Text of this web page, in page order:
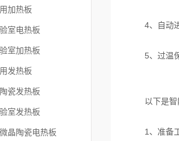
加热板
室电热板
室加热板
发热板
瓷发热板
室发热板
晶陶瓷电热板
4、自动进
5、过温保
以下是智能
1、准备工